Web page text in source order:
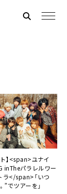
】<span>ユナイ
inTheパラレルワー
ラ</span>「いつ
”でツアーを」